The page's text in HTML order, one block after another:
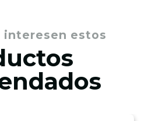
interesen estos